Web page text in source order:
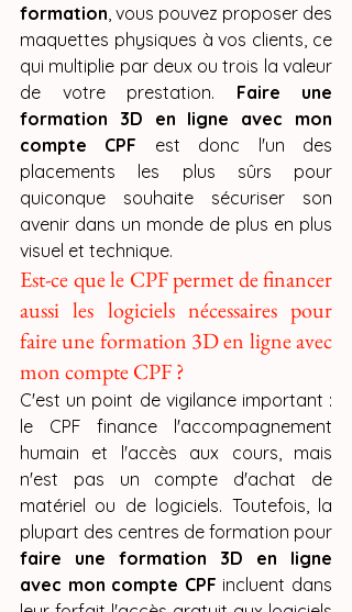
formation , vous pouvez proposer des
maquettes physiques à vos clients, ce
qui multiplie par deux ou trois la valeur
de votre prestation. Faire une
formation 3D en ligne avec mon
compte CPF est donc l'un des
placements les plus sûrs pour
quiconque souhaite sécuriser son
avenir dans un monde de plus en plus
visuel et technique.
Est-ce que le CPF permet de financer
aussi les logiciels nécessaires pour
faire une formation 3D en ligne avec
mon compte CPF ?
C'est un point de vigilance important :
le CPF finance l'accompagnement
humain et l'accès aux cours, mais
n'est pas un compte d'achat de
matériel ou de logiciels. Toutefois, la
faire une formation 3D en ligne
avec mon compte CPF incluent dans